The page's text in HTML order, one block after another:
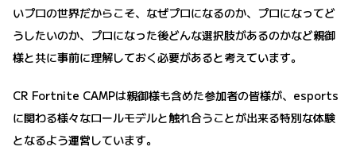
いプロの世界だからこそ、なぜプロになるのか、プロになってど
うしたいのか、プロになった後どんな選択肢があるのかなど親御
様と共に事前に理解しておく必要があると考えています。
CR Fortnite CAMPは親御様も含めた参加者の皆様が、esports
に関わる様々なロールモデルと触れ合うことが出来る特別な体験
となるよう運営しています。